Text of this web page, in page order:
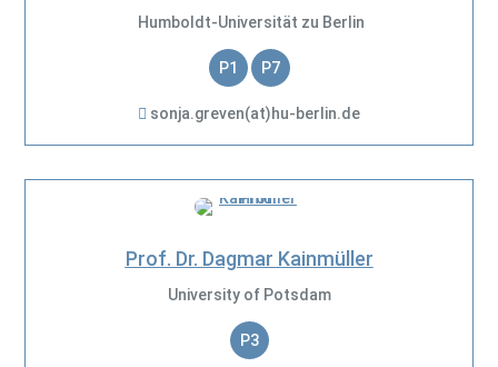
Humboldt-Universität zu Berlin
P1 P7
sonja.greven(at)hu-berlin.de
Prof. Dr. Dagmar Kainmüller
University of Potsdam
P3